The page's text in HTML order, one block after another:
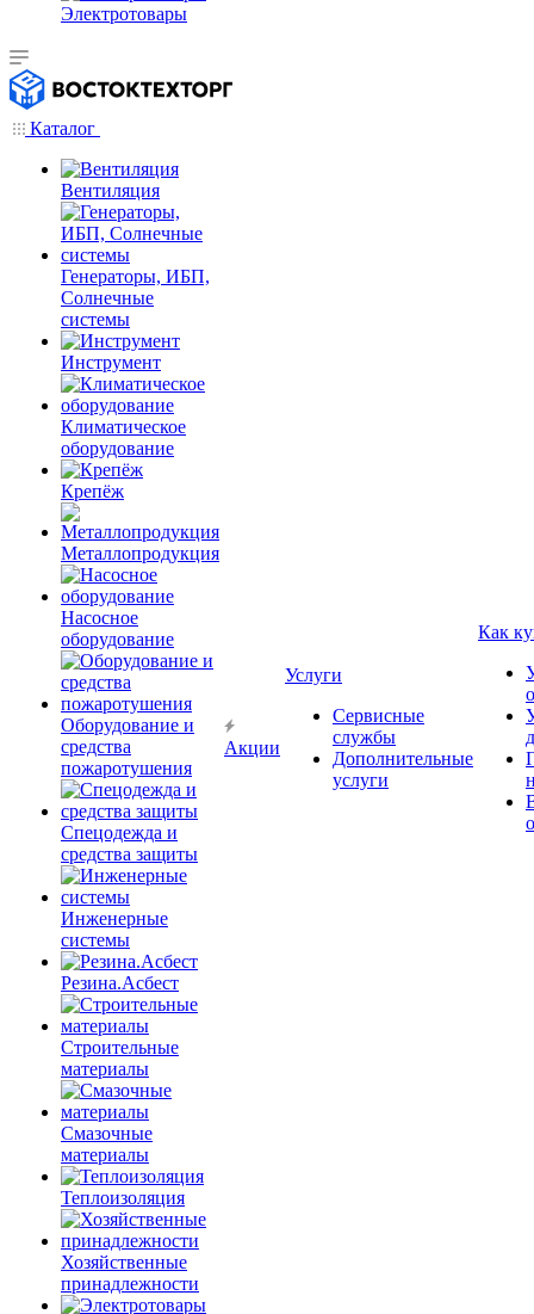
Электротовары
Каталог
Вентиляция
Генераторы, ИБП,
Солнечные
системы
Инструмент
Климатическое
оборудование
Крепёж
Металлопродукция
Насосное
оборудование
Оборудование и
средства
пожаротушения
Спецодежда и
средства защиты
Инженерные
системы
Резина.Асбест
Строительные
материалы
Смазочные
материалы
Теплоизоляция
Хозяйственные
принадлежности
Акции
Услуги
Сервисные
службы
Дополнительные
услуги
Как